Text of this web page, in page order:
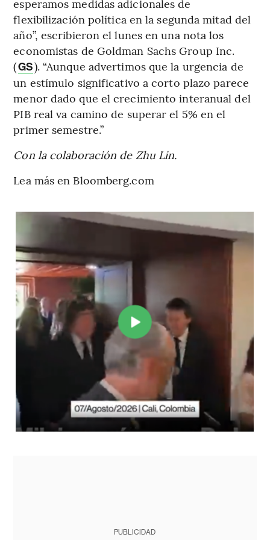
esperamos medidas adicionales de
flexibilización política en la segunda mitad del
año”, escribieron el lunes en una nota los
economistas de Goldman Sachs Group Inc.
(GS). “Aunque advertimos que la urgencia de
un estímulo significativo a corto plazo parece
menor dado que el crecimiento interanual del
PIB real va camino de superar el 5% en el
primer semestre.”
Con la colaboración de Zhu Lin.
Lea más en Bloomberg.com
PUBLICIDAD